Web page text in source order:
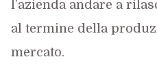
l’azienda andare a
al termine della
mercato.